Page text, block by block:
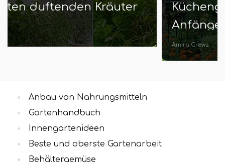
Küchengartens, den jeder
Anfänger wissen sollte!
Amira Crews
Anbau von Nahrungsmitteln
Gartenhandbuch
Innengartenideen
Beste und oberste Gartenarbeit
Behältergemüse